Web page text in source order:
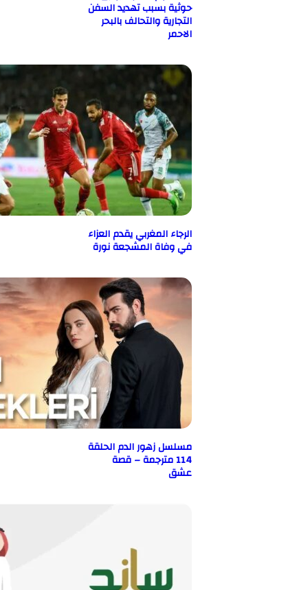
حوثية بسبب تهديد السفن
التجارية والتحالف بالبحر
الرجاء المغربي يقدم العزاء
في وفاة المشجعة نورة
مسلسل زهور الدم الحلقة
114 مترجمة – قصة